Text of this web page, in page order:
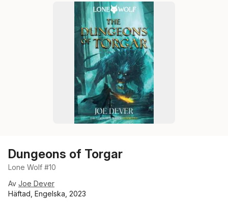
Dungeons of Torgar
Lone Wolf #10
Av Joe Dever
Häftad, Engelska, 2023